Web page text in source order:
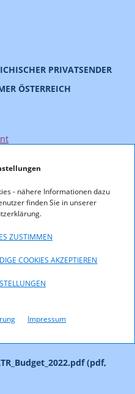
- nähere Informationen dazu
finden Sie in unserer
ZUSTIMMEN
COOKIES AKZEPTIEREN
Impressum
PRIVATSENDER
ÖSTERREICH
(pdf,
(pdf,
(pdf,